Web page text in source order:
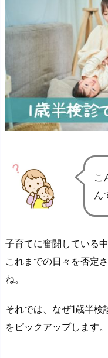
こ
ん
子育てに奮闘している
これまでの日々を否定
ね。
それでは、なぜ1歳半
をピックアップします。